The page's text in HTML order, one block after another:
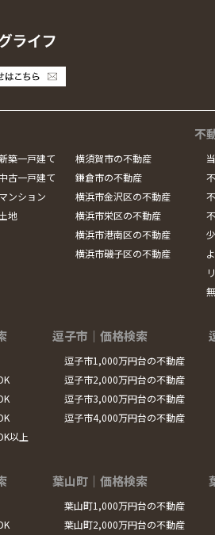
築一戸建て
中古一戸建て
マンション
土地
横須賀市の不動産
鎌倉市の不動産
横浜市金沢区の不動産
横浜市栄区の不動産
横浜市港南区の不動産
横浜市磯子区の不動産
不
以上
逗子市｜価格検索
逗子市1,000万円台の不動産
逗子市2,000万円台の不動産
逗子市3,000万円台の不動産
逗子市4,000万円台の不動産
葉山町｜価格検索
葉山町1,000万円台の不動産
葉山町2,000万円台の不動産